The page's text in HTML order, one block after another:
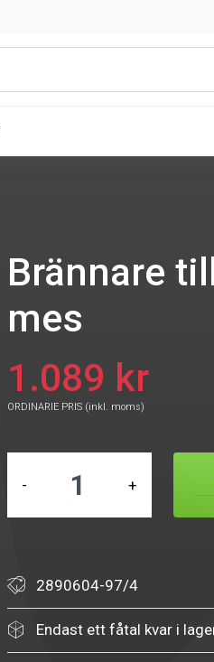
Brännare
mes
1.089 kr
ORDINARIE PRIS (inkl. moms)
- +
2890604-97/4
Endast ett fåtal kvar i